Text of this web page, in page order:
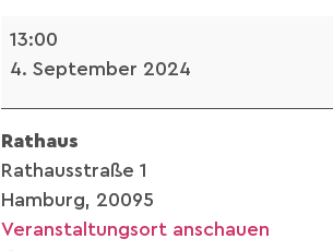
13:00
4. September 2024
Rathaus
Rathausstraße 1
Hamburg, 20095
Veranstaltungsort anschauen